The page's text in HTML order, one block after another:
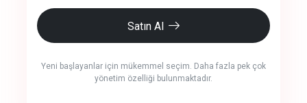
Satın Al
Yeni başlayanlar için mükemmel seçim. Daha fazla pek çok
yönetim özelliği bulunmaktadır.